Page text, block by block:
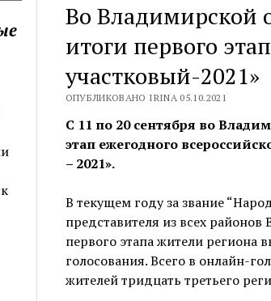
Во Владимирской
итоги первого
участковый-2021»
ОПУБЛИКОВАНО IRINA 05.10.2021
С 11 по 20 сентября во
этап ежегодного
– 2021».
В текущем году за звание
представителя из всех
первого этапа жители региона
голосования. Всего в онлайн-
жителей тридцать третьего